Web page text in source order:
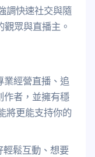
調快速社交與隨
眾與直播主。
業經營直播、追
作者，並擁有穩
將更能支持你的
輕鬆互動、想要